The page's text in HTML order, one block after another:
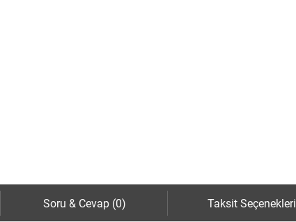
Soru & Cevap (0) Taksit Seçenekleri